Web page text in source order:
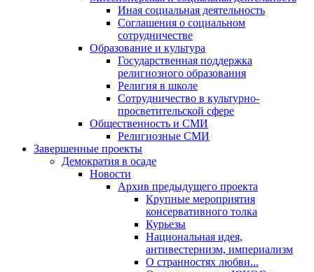
Иная социальная деятельность
Соглашения о социальном
сотрудничестве
Образование и культура
Государственная поддержка
религиозного образования
Религия в школе
Сотрудничество в культурно-
просветительской сфере
Общественность и СМИ
Религиозные СМИ
Завершенные проекты
Демократия в осаде
Новости
Архив предыдущего проекта
Крупные мероприятия
консервативного толка
Курьезы
Национальная идея,
антивестернизм, империализм
О странностях любви...